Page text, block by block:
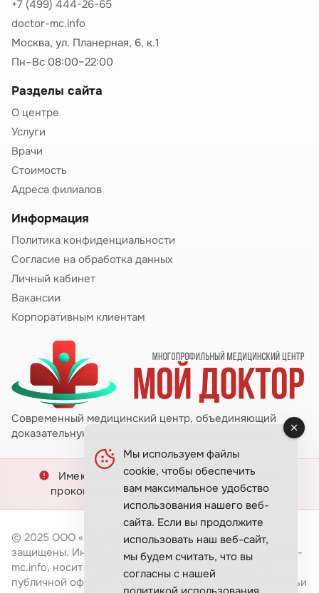
+7 (499) 444-26-65
doctor-mc.info
Москва, ул. Планерная, 6, к.1
Пн–Вс 08:00–22:00
Разделы сайта
О центре
Услуги
Врачи
Стоимость
Адреса филиалов
Информация
Политика конфиденциальности
Согласие на обработка данных
Личный кабинет
Вакансии
Корпоративным клиентам
Современный медицинский центр, объединяющий
доказательную медицину и цифровые технологии.
Имеются противопоказания. Необходимо
проконсультироваться со специалистом.
© 2025 ООО «КЛИНИКА МОЙ ДОКТОР». Все права
защищены. Информация, размещённая на сайте doctor-
mc.info, носит справочный характер и не является
публичной офертой, определяемой положениями статьи
Мы используем файлы
cookie, чтобы обеспечить
вам максимальное удобство
использования нашего веб-
сайта. Если вы продолжите
использовать наш веб-сайт,
мы будем считать, что вы
согласны с нашей